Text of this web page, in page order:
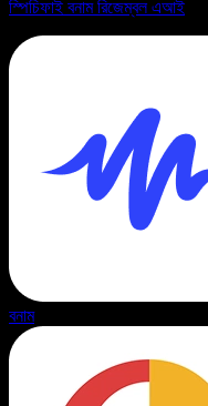
স্পিচিফাই বনাম রিজেম্বল এআই
বনাম